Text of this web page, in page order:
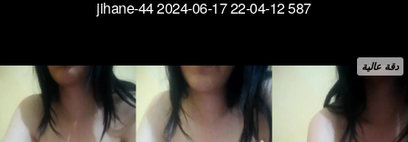
jihane-44 2024-06-17 22-04-12 587
دقة عالية